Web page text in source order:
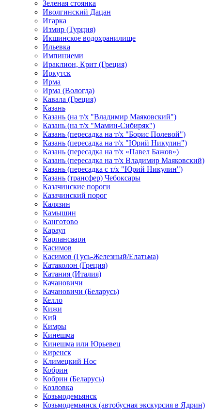
Зеленая стоянка
Иволгинский Дацан
Игарка
Измир (Турция)
Икшинское водохранилище
Ильевка
Импиниеми
Ираклион, Крит (Греция)
Иркутск
Ирма
Ирма (Вологда)
Кавала (Греция)
Казань
Казань (на т/х "Владимир Маяковский")
Казань (на т/х "Мамин-Сибиряк")
Казань (пересадка на т/х "Борис Полевой")
Казань (пересадка на т/х "Юрий Никулин")
Казань (пересадка на т/х «Павел Бажов»)
Казань (пересадка на т/х Владимир Маяковский)
Казань (пересадка с т/х "Юрий Никулин")
Казань (трансфер) Чебоксары
Казачинские пороги
Казачинский порог
Калязин
Камышин
Канготово
Караул
Карпансаари
Касимов
Касимов (Гусь-Железный/Елатьма)
Катаколон (Греция)
Катания (Италия)
Качановичи
Качановичи (Беларусь)
Келло
Кижи
Кий
Кимры
Кинешма
Кинешма или Юрьевец
Киренск
Климецкий Нос
Кобрин
Кобрин (Беларусь)
Козловка
Козьмодемьянск
Козьмодемьянск (автобусная экскурсия в Ядрин)